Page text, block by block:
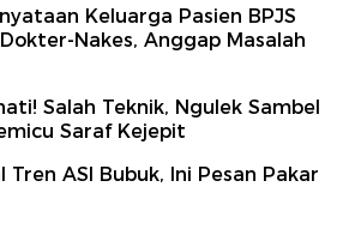
Keluarga Pasien BPJS
Nakes, Anggap Masalah
Salah Teknik, Ngulek Sambel
Saraf Kejepit
Tren ASI Bubuk, Ini Pesan Pakar